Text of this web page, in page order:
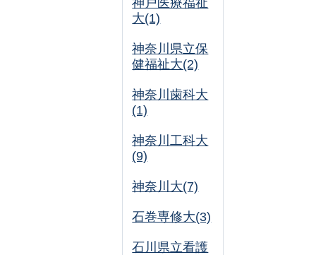
神戸医療福祉
大(1)
神奈川県立保
健福祉大(2)
神奈川歯科大
(1)
神奈川工科大
(9)
神奈川大(7)
石巻専修大(3)
石川県立看護